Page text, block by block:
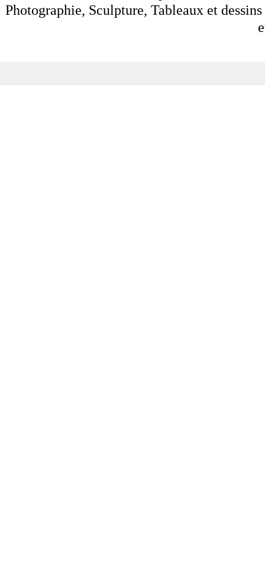
Photographie, Sculpture, Tableaux et